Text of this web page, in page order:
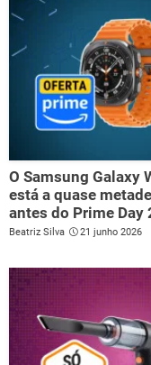
O Samsung Galaxy
está a quase
antes do Prime Day
Beatriz Silva 21 junho 2026